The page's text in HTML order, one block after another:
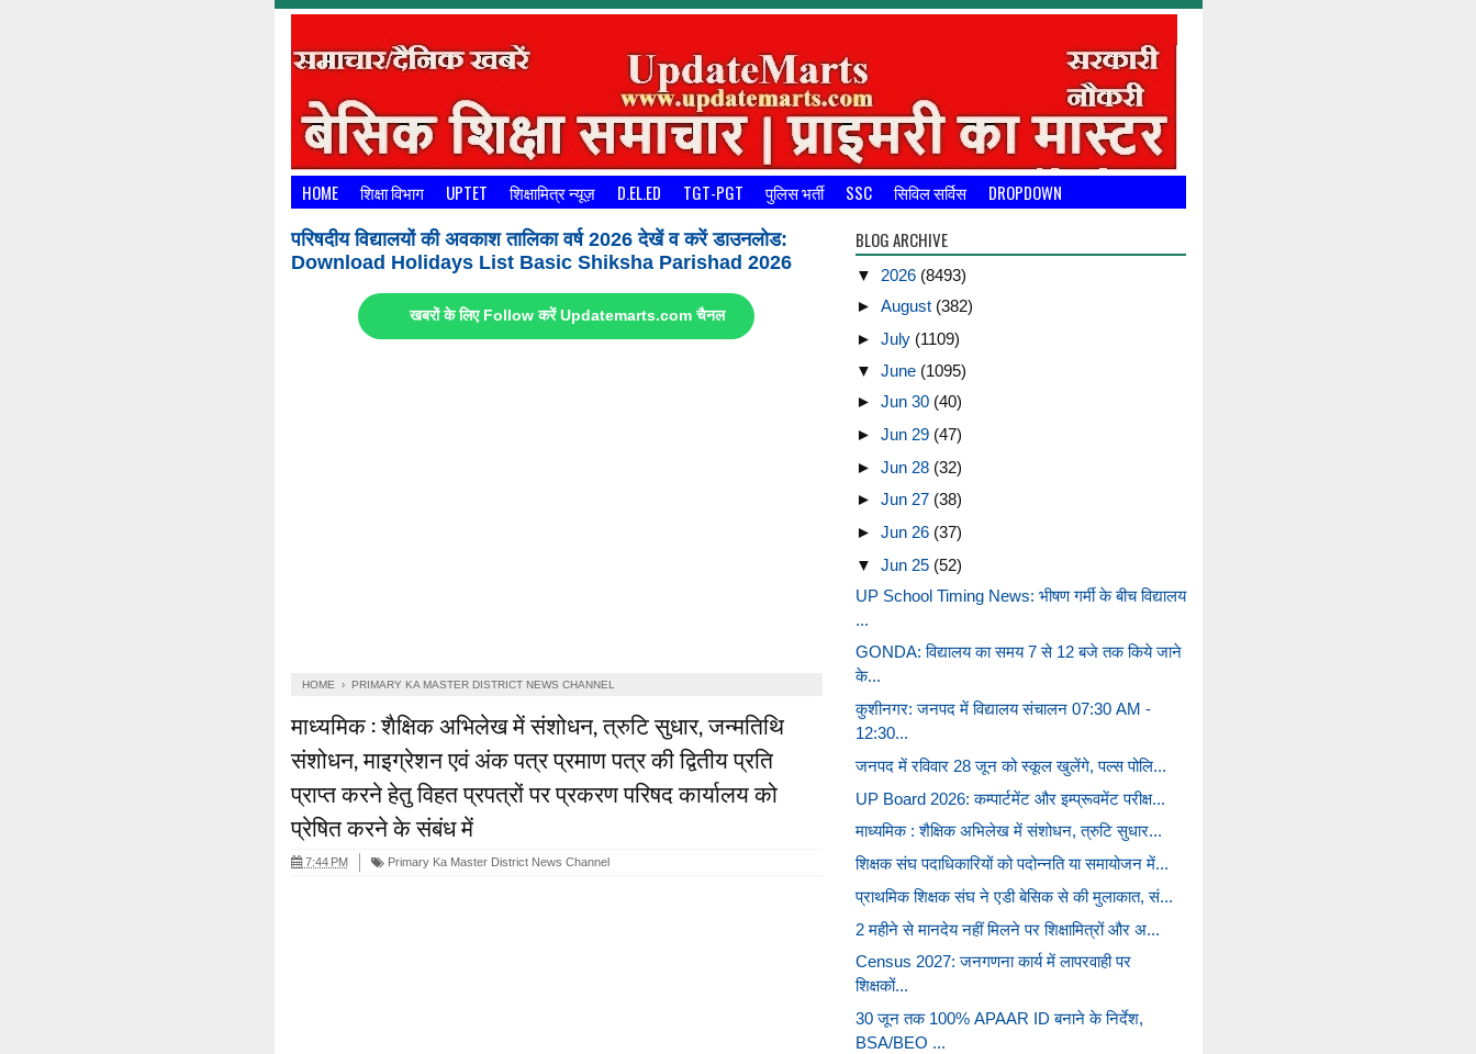
HOME शिक्षा विभाग UPTET शिक्षामित्र न्यूज़ D.EL.ED TGT-PGT पुलिस भर्ती SSC सिविल सर्विस DROPDOWN
परिषदीय विद्यालयों की अवकाश तालिका वर्ष 2026 देखें व करें डाउनलोड:
Download Holidays List Basic Shiksha Parishad 2026
खबरों के लिए Follow करें Updatemarts.com चैनल
HOME › PRIMARY KA MASTER DISTRICT NEWS CHANNEL
माध्यमिक : शैक्षिक अभिलेख में संशोधन, त्रुटि सुधार, जन्मतिथि
संशोधन, माइग्रेशन एवं अंक पत्र प्रमाण पत्र की द्वितीय प्रति
प्राप्त करने हेतु विहत प्रपत्रों पर प्रकरण परिषद कार्यालय को
प्रेषित करने के संबंध में
7:44 PM Primary Ka Master District News Channel
BLOG ARCHIVE
▼ 2026 (8493)
► August (382)
► July (1109)
▼ June (1095)
► Jun 30 (40)
► Jun 29 (47)
► Jun 28 (32)
► Jun 27 (38)
► Jun 26 (37)
▼ Jun 25 (52)
UP School Timing News: भीषण गर्मी के बीच विद्यालय
...
GONDA: विद्यालय का समय 7 से 12 बजे तक किये जाने
के...
कुशीनगर: जनपद में विद्यालय संचालन 07:30 AM -
12:30...
जनपद में रविवार 28 जून को स्कूल खुलेंगे, पल्स पोलि...
UP Board 2026: कम्पार्टमेंट और इम्प्रूवमेंट परीक्ष...
माध्यमिक : शैक्षिक अभिलेख में संशोधन, त्रुटि सुधार...
शिक्षक संघ पदाधिकारियों को पदोन्नति या समायोजन में...
प्राथमिक शिक्षक संघ ने एडी बेसिक से की मुलाकात, सं...
2 महीने से मानदेय नहीं मिलने पर शिक्षामित्रों और अ...
Census 2027: जनगणना कार्य में लापरवाही पर
शिक्षकों...
30 जून तक 100% APAAR ID बनाने के निर्देश,
BSA/BEO ...